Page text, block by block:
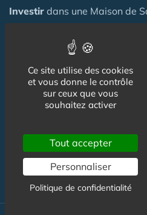
Investir dans une Maison de
une Maisonde Santé
Terrainpour création Maison /
C'est quoi une Maison de
Ce site utilise des cookies
et vous donne le contrôle
sur ceux que vous
souhaitez activer
Tout accepter
Personnaliser
Politique de confidentialité